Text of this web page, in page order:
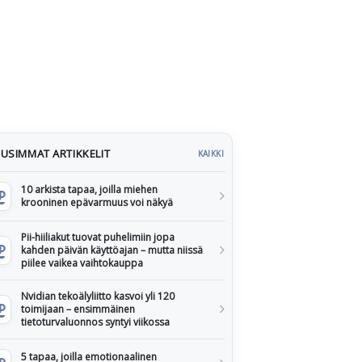
ARTIKKELIT KAIKKI
10 arkista tapaa, joilla miehen
krooninen epävarmuus voi näkyä
Pii-hiiliakut tuovat puhelimiin jopa
kahden päivän käyttöajan – mutta niissä
piilee vaikea vaihtokauppa
Nvidian tekoälyliitto kasvoi yli 120
toimijaan – ensimmäinen
tietoturvaluonnos syntyi viikossa
5 tapaa, joilla emotionaalinen